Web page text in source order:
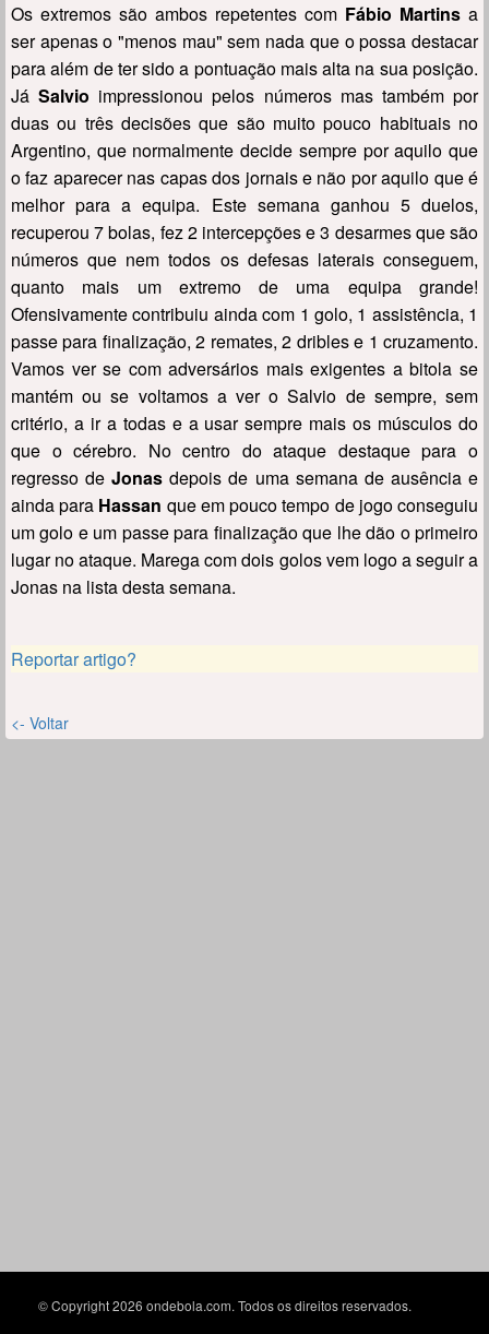
Os extremos são ambos repetentes com Fábio Martins a
ser apenas o "menos mau" sem nada que o possa destacar
para além de ter sido a pontuação mais alta na sua posição.
JáSalvio impressionou pelos números mas também por
duas ou três decisões que são muito pouco habituais no
Argentino, que normalmente decide sempre por aquilo que
o faz aparecer nas capas dos jornais e não por aquilo que é
melhor para a equipa. Este semana ganhou 5 duelos,
recuperou 7 bolas, fez 2 intercepções e 3 desarmes que são
números que nem todos os defesas laterais conseguem,
quanto mais um extremo de uma equipa grande!
Ofensivamente contribuiu ainda com 1 golo, 1 assistência, 1
passe para finalização, 2 remates, 2 dribles e 1 cruzamento.
Vamos ver se com adversários mais exigentes a bitola se
mantém ou se voltamos a ver o Salvio de sempre, sem
critério, a ir a todas e a usar sempre mais os músculos do
que o cérebro. No centro do ataque destaque para o
regresso deJonas depois de uma semana de ausência e
ainda para Hassan que em pouco tempo de jogo conseguiu
um golo e um passe para finalização que lhe dão o primeiro
lugar no ataque. Marega com dois golos vem logo a seguir a
Jonas na lista desta semana.
Reportar artigo?
<- Voltar
© Copyright 2026 ondebola.com. Todos os direitos reservados.